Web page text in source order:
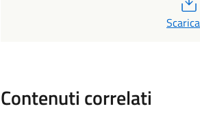
Scarica
Contenuti correlati